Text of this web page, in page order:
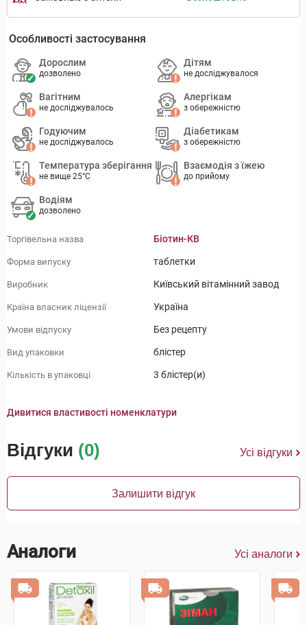
Особливості застосування
Дорослим
дозволено
Дітям
не досліджувалося
Вагітним
не досліджувалось
Алергікам
з обережністю
Годуючим
не досліджувалось
Діабетикам
з обережністю
Температура зберігання
не вище 25°C
Взаємодія з їжею
до прийому
Водіям
дозволено
Торгівельна назва Біотин-КВ
Форма випуску таблетки
Виробник Київський вітамінний завод
Країна власник ліцензії Україна
Умови відпуску Без рецепту
Вид упаковки блістер
Кількість в упаковці 3 блістер(и)
Дивитися властивості номенклатури
Відгуки (0) Усі відгуки
Залишити відгук
Аналоги Усі аналоги